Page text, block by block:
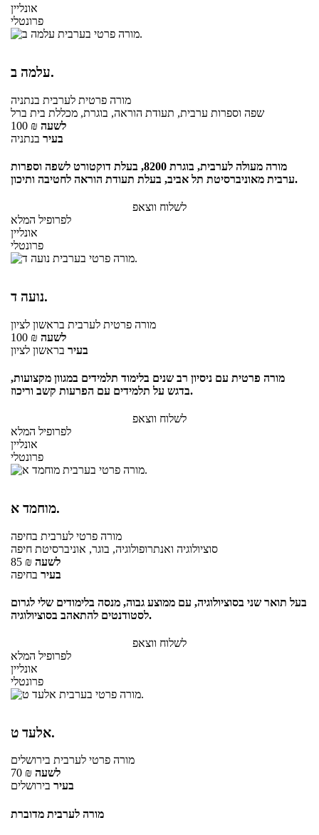
אונליין
פרונטלי
עלמה ב.
מורה פרטית לערבית בנתניה
שפה וספרות ערבית, תעודת הוראה, בוגרת, מכללת בית ברל
100 ₪ לשעה
בעיר בנתניה
מורה מעולה לערבית, בוגרת 8200, בעלת דוקטורט לשפה וספרות
ערבית מאוניברסיטת תל אביב, בעלת תעודת הוראה לחטיבה ותיכון.
לשלוח ווצאפ
לפרופיל המלא
אונליין
פרונטלי
נועה ד.
מורה פרטית לערבית בראשון לציון
100 ₪ לשעה
בעיר בראשון לציון
מורה פרטית עם ניסיון רב שנים בלימוד תלמידים במגוון מקצועות,
בדגש על תלמידים עם הפרעות קשב וריכוז.
לשלוח ווצאפ
לפרופיל המלא
אונליין
פרונטלי
מוחמד א.
מורה פרטי לערבית בחיפה
סוציולוגיה ואנתרופולוגיה, בוגר, אוניברסיטת חיפה
85 ₪ לשעה
בעיר בחיפה
בעל תואר שני בסוציולוגיה, עם ממוצע גבוה, מנסה בלימודים שלי לגרום
לסטודנטים להתאהב בסוציולוגיה.
לשלוח ווצאפ
לפרופיל המלא
אונליין
פרונטלי
אלעד ט.
מורה פרטי לערבית בירושלים
70 ₪ לשעה
בעיר בירושלים
מורה לערבית מדוברת